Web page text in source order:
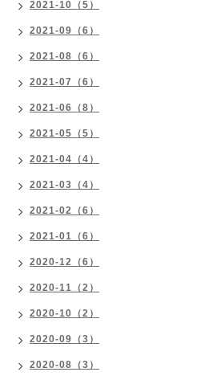
2021-10（5）
2021-09（6）
2021-08（6）
2021-07（6）
2021-06（8）
2021-05（5）
2021-04（4）
2021-03（4）
2021-02（6）
2021-01（6）
2020-12（6）
2020-11（2）
2020-10（2）
2020-09（3）
2020-08（3）